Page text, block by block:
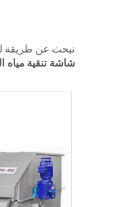
تبحث عن طريقة
شاشة تنقية